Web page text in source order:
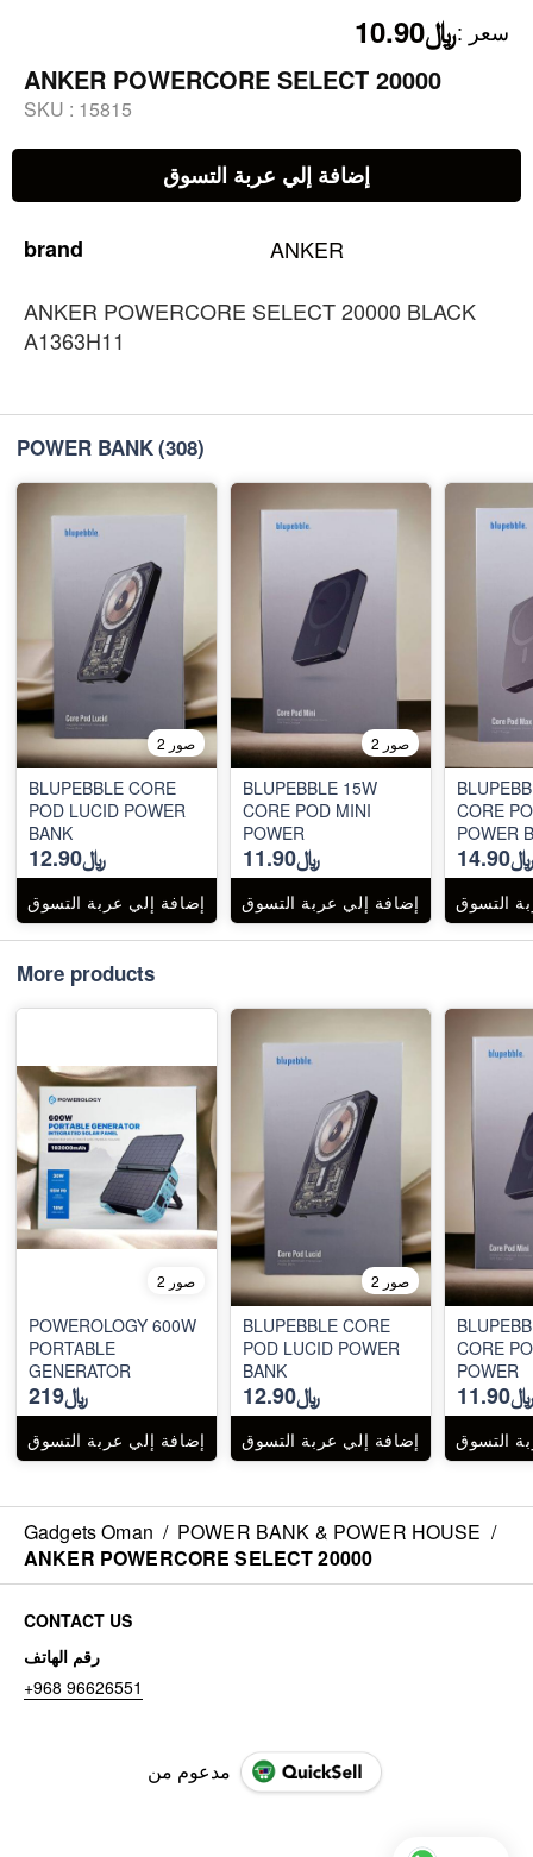
سعر :﷼10.90
ANKER POWERCORE SELECT 20000
SKU : 15815
إضافة إلي عربة التسوق
brand
ANKER
ANKER POWERCORE SELECT 20000 BLACK
A1363H11
POWER BANK(308)
2 صور
BLUPEBBLE CORE
POD LUCID POWER
BANK
﷼12.90
إضافة إلي عربة التسوق
2 صور
BLUPEBBLE 15W
CORE POD MINI
POWER
﷼11.90
إضافة إلي عربة التسوق
CORE
POWER
﷼14.90
التسوق
More products
2 صور
POWEROLOGY 600W
PORTABLE
GENERATOR
﷼219
إضافة إلي عربة التسوق
2 صور
BLUPEBBLE CORE
POD LUCID POWER
BANK
﷼12.90
إضافة إلي عربة التسوق
CORE
POWER
﷼11.90
التسوق
Gadgets Oman / POWER BANK & POWER HOUSE /
ANKER POWERCORE SELECT 20000
CONTACT US
رقم الهاتف
+968 96626551
مدعوم من